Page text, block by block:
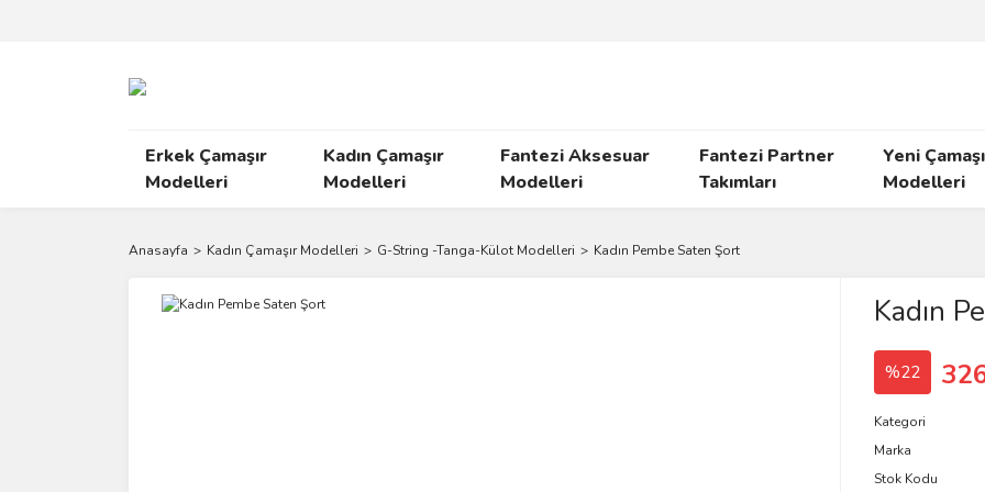
Erkek Çamaşır
Modelleri
Kadın Çamaşır
Modelleri
Fantezi Aksesuar
Modelleri
Fantezi Partner
Takımları
Yeni
Modelleri
Anasayfa Kadın Çamaşır Modelleri G-String -Tanga-Külot Modelleri Kadın Pembe Saten Şort
Kadın
%22
Kategori
Marka
Stok Kodu